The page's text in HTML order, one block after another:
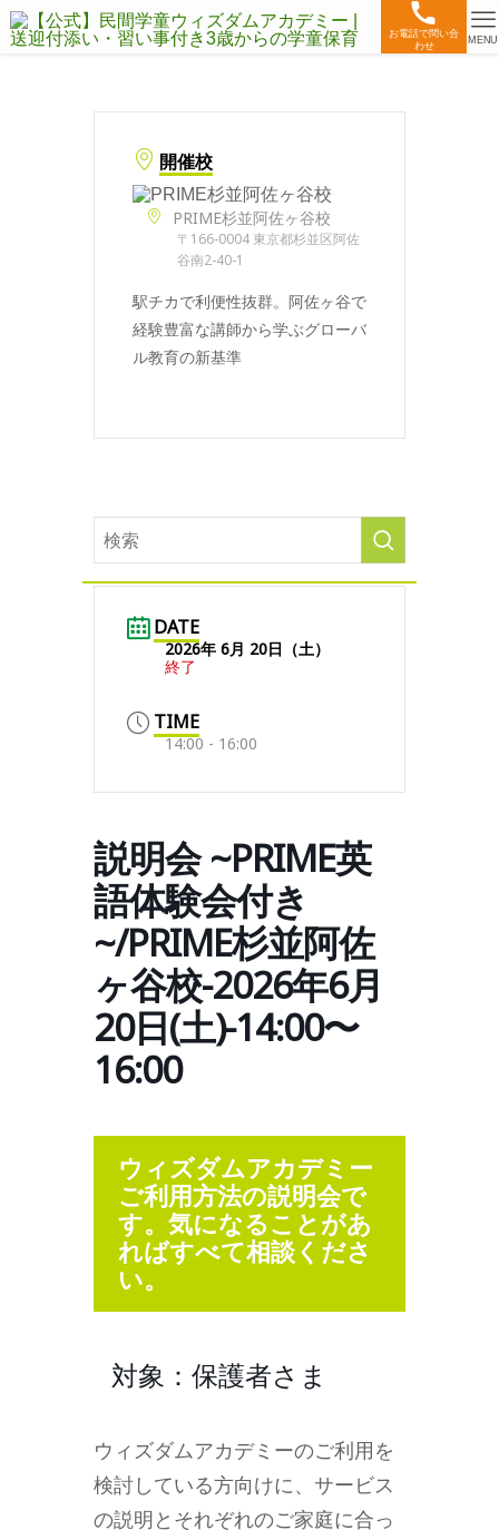
お電話で問い合
わせ
MENU
開催校
PRIME杉並阿佐ヶ谷校
〒166-0004 東京都杉並区阿佐
谷南2-40-1
駅チカで利便性抜群。阿佐ヶ谷で
経験豊富な講師から学ぶグローバ
ル教育の新基準
DATE
2026年 6月 20日（土）
終了
TIME
14:00 - 16:00
説明会 ~PRIME英
語体験会付き
~/PRIME杉並阿佐
ヶ谷校-2026年6月
20日(土)-14:00〜
16:00
ウィズダムアカデミー
ご利用方法の説明会で
す。気になることがあ
ればすべて相談くださ
い。
対象：保護者さま
ウィズダムアカデミーのご利用を
検討している方向けに、サービス
の説明とそれぞれのご家庭に合っ